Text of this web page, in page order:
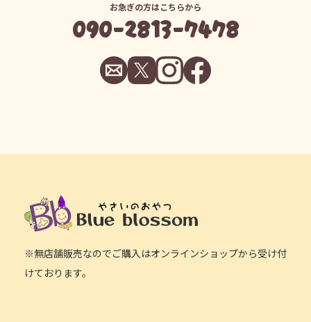
お急ぎの方はこちらから
090-2813-7478
※無店舗販売なのでご購入はオンラインショップから受け付
けております。